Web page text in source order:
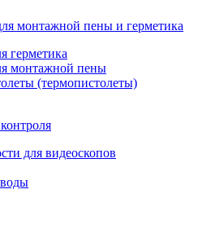
монтажной пены и герметика
герметика
монтажной пены
(термопистолеты)
для видеоскопов